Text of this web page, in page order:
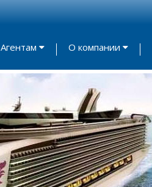
Агентам О компании